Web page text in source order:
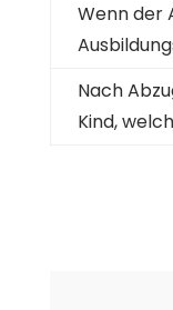
Wenn der
Nach
Kind,